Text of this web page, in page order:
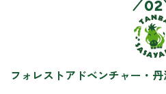
フォレストアドベンチャー・